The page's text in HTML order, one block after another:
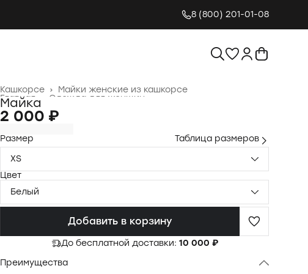
8 (800) 201-01-08
Майки женские из кашкорсе
Кашкорсе ›
Одежда для женщин
Главная
Майка
2 000 ₽
Размер
Таблица размеров
XS
Цвет
Белый
Добавить в корзину
До бесплатной доставки: 10 000 ₽
Преимущества